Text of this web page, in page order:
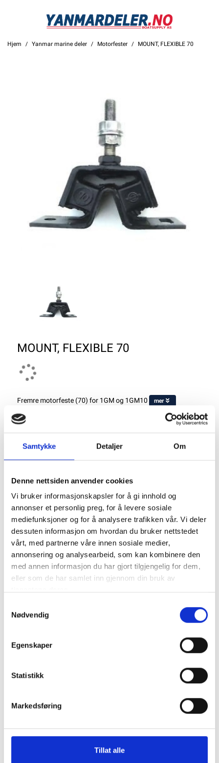
Samtykke Detaljer Om
Denne nettsiden anvender cookies
Vi bruker informasjonskapsler for å gi innhold og
annonser et personlig preg, for å levere sosiale
mediefunksjoner og for å analysere trafikken vår. Vi deler
dessuten informasjon om hvordan du bruker nettstedet
vårt, med partnerne våre innen sosiale medier,
annonsering og analysearbeid, som kan kombinere den
med annen informasjon du har gjort tilgjengelig for dem,
eller som de har samlet inn gjennom din bruk av
Nødvendig
Egenskaper
Statistikk
Markedsføring
Tillat alle
Hjem Yanmar marine deler Motorfester MOUNT, FLEXIBLE 70
MOUNT, FLEXIBLE 70
Fremre motorfeste (70) for 1GM og 1GM10 mer
Klikk og hent
Varenummer: 128170-08350
Kategorier:
Motorfester
1GM
Beskrivelse